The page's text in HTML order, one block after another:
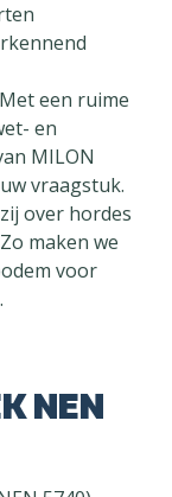
een ruime
en
MILON
vraagstuk.
over hordes
maken we
voor
NEN